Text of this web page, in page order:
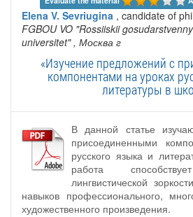
Elena V. Sevriugina , candidate of
FGBOU VO "Rossiiskii
universitet" , Москва г
«Изучение предложений с
компонентами на уроках
литературы в
В данной статье
присоединенными
русского языка и
работа
лингвистической
навыков профессионального,
художественного произведения.